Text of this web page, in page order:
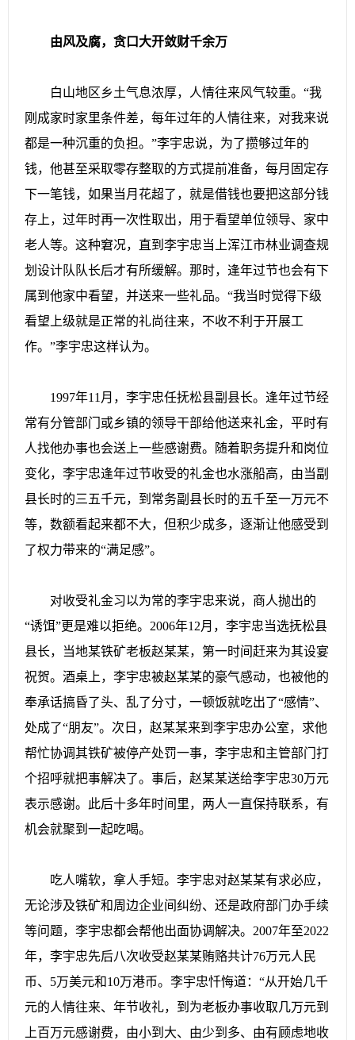
由风及腐，贪口大开敛财千余万
白山地区乡土气息浓厚，人情往来风气较重。“我
刚成家时家里条件差，每年过年的人情往来，对我来说
都是一种沉重的负担。”李宇忠说，为了攒够过年的
钱，他甚至采取零存整取的方式提前准备，每月固定存
下一笔钱，如果当月花超了，就是借钱也要把这部分钱
存上，过年时再一次性取出，用于看望单位领导、家中
老人等。这种窘况，直到李宇忠当上浑江市林业调查规
划设计队队长后才有所缓解。那时，逢年过节也会有下
属到他家中看望，并送来一些礼品。“我当时觉得下级
看望上级就是正常的礼尚往来，不收不利于开展工
作。”李宇忠这样认为。
1997年11月，李宇忠任抚松县副县长。逢年过节经
常有分管部门或乡镇的领导干部给他送来礼金，平时有
人找他办事也会送上一些感谢费。随着职务提升和岗位
变化，李宇忠逢年过节收受的礼金也水涨船高，由当副
县长时的三五千元，到常务副县长时的五千至一万元不
等，数额看起来都不大，但积少成多，逐渐让他感受到
了权力带来的“满足感”。
对收受礼金习以为常的李宇忠来说，商人抛出的
“诱饵”更是难以拒绝。2006年12月，李宇忠当选抚松县
县长，当地某铁矿老板赵某某，第一时间赶来为其设宴
祝贺。酒桌上，李宇忠被赵某某的豪气感动，也被他的
奉承话搞昏了头、乱了分寸，一顿饭就吃出了“感情”、
处成了“朋友”。次日，赵某某来到李宇忠办公室，求他
帮忙协调其铁矿被停产处罚一事，李宇忠和主管部门打
个招呼就把事解决了。事后，赵某某送给李宇忠30万元
表示感谢。此后十多年时间里，两人一直保持联系，有
机会就聚到一起吃喝。
吃人嘴软，拿人手短。李宇忠对赵某某有求必应，
无论涉及铁矿和周边企业间纠纷、还是政府部门办手续
等问题，李宇忠都会帮他出面协调解决。2007年至2022
年，李宇忠先后八次收受赵某某贿赂共计76万元人民
币、5万美元和10万港币。李宇忠忏悔道：“从开始几千
元的人情往来、年节收礼，到为老板办事收取几万元到
上百万元感谢费，由小到大、由少到多、由有顾虑地收